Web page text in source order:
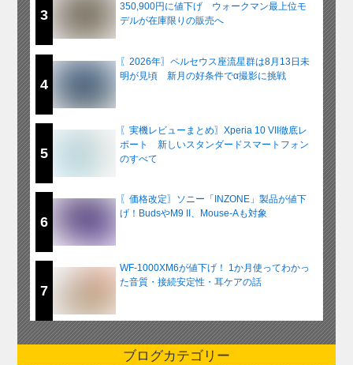
3
350,900円に値下げ ウォークマン最上位モ
デルが在庫限りの販売へ
4
〖2026年〗ペルセウス座流星群は8月13日未
明が見頃 新月の好条件でα撮影に挑戦
5
〖実機レビューまとめ〗Xperia 10 VII徹底レ
ポート 新しいスタンダードスマートフォン
のすべて
6
〖価格改定〗ソニー「INZONE」製品が値下
げ！BudsやM9 II、Mouse-Aも対象
7
WF-1000XM6が値下げ！ 1か月使ってわかっ
た音質・接続安定性・耳ケアの話
ブログカテゴリー